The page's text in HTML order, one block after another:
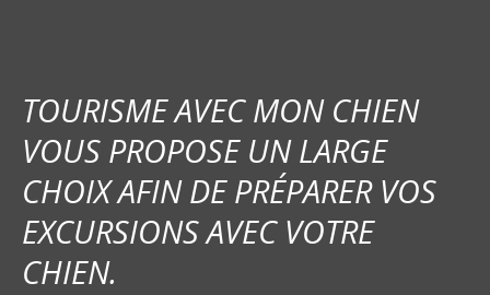
TOURISME AVEC MON CHIEN
VOUS PROPOSE UN LARGE
CHOIX AFIN DE PRÉPARER VOS
EXCURSIONS AVEC VOTRE
CHIEN.